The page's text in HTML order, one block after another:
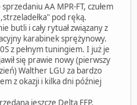
AA MPR-FT, czułem
pod ręką.
butli i cały rytuał związany z
karabinek sprężynowy.
z pełnym tuningiem. I już je
się prawie nowy (pierwszy
Walther LGU za bardzo
z okazji i kilka dni później
jeszcze Delta FFP,